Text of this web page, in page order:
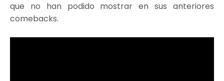
que no han podido mostrar en sus anteriores
comebacks.